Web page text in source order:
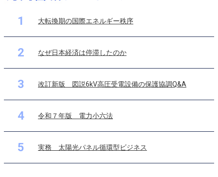
1 大転換期の国際エネルギー秩序
2 なぜ日本経済は停滞したのか
3 改訂新版 図説6kV高圧受電設備の保護協調Q&A
4 令和７年版 電力小六法
5 実務 太陽光パネル循環型ビジネス